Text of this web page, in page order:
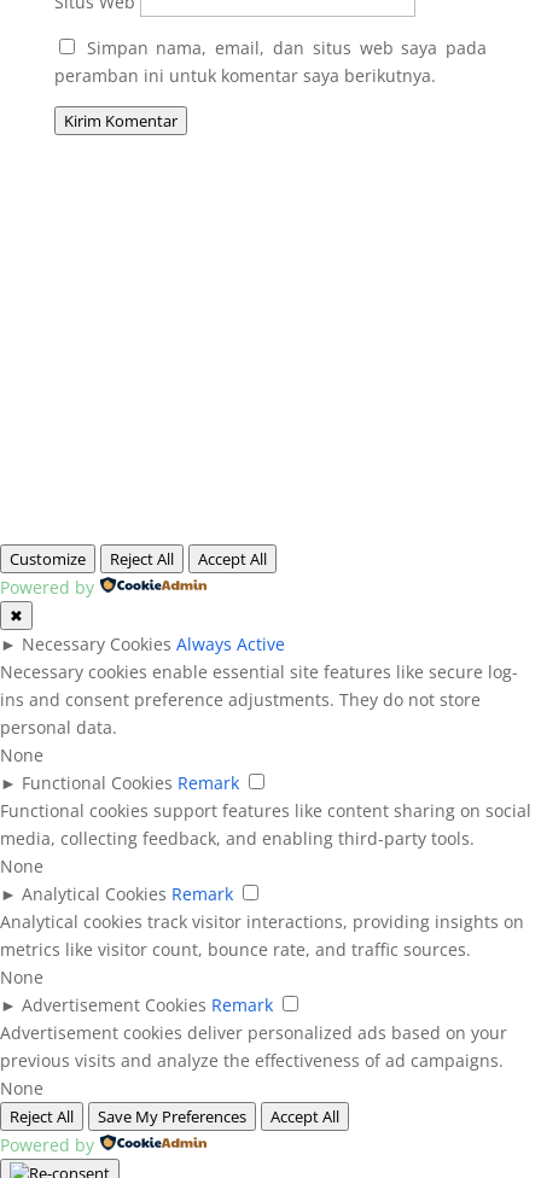
Simpan nama, email, dan situs web saya pada
peramban ini untuk komentar saya berikutnya.
Kirim Komentar
Customize Reject All Accept All
Powered by
✖
► Necessary Cookies Always Active
Necessary cookies enable essential site features like secure log-
ins and consent preference adjustments. They do not store
personal data.
None
► Functional Cookies Remark
Functional cookies support features like content sharing on social
media, collecting feedback, and enabling third-party tools.
None
► Analytical Cookies Remark
Analytical cookies track visitor interactions, providing insights on
metrics like visitor count, bounce rate, and traffic sources.
None
► Advertisement Cookies Remark
Advertisement cookies deliver personalized ads based on your
previous visits and analyze the effectiveness of ad campaigns.
None
Reject All Save My Preferences Accept All
Powered by